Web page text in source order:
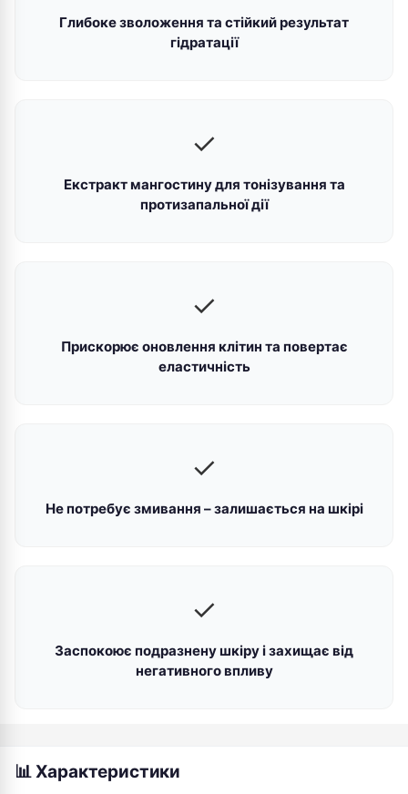
Глибоке зволоження та стійкий результат
гідратації
✓
Екстракт мангостину для тонізування та
протизапальної дії
✓
Прискорює оновлення клітин та повертає
еластичність
✓
Не потребує змивання – залишається на шкірі
✓
Заспокоює подразнену шкіру і захищає від
негативного впливу
📊 Характеристики